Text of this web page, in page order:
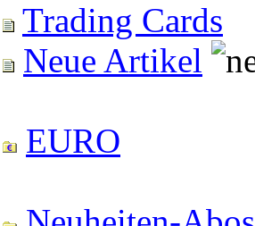
Trading Cards
Neue Artikel
EURO